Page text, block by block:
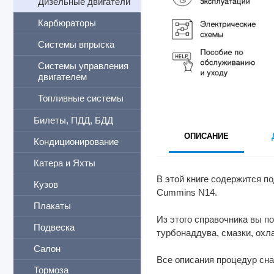
Карбюраторы
Системы впрыска
Системы управления
двигателем
Топливные системы
Билеты, ПДД, БДД
Кондиционирование
Катера и Яхты
Кузов
Плакаты
Подвеска
Салон
Тормоза
ОПИСАНИЕ
В этой книге содержится
Cummins N14.
Из этого справочника вы
турбонаддува, смазки,
Все описания процедур